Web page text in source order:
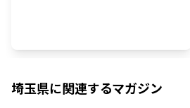
埼玉県に関連するマガジン